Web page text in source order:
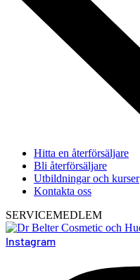
Hitta en återförsäljare
Bli återförsäljare
Utbildningar och kurser
Kontakta oss
SERVICEMEDLEM
Instagram